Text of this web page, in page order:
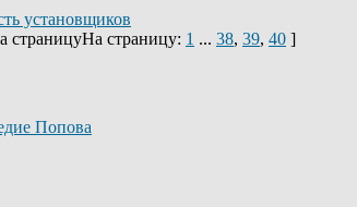
установщиков
На страницу: 1 ... 38, 39, 40 ]
Попова